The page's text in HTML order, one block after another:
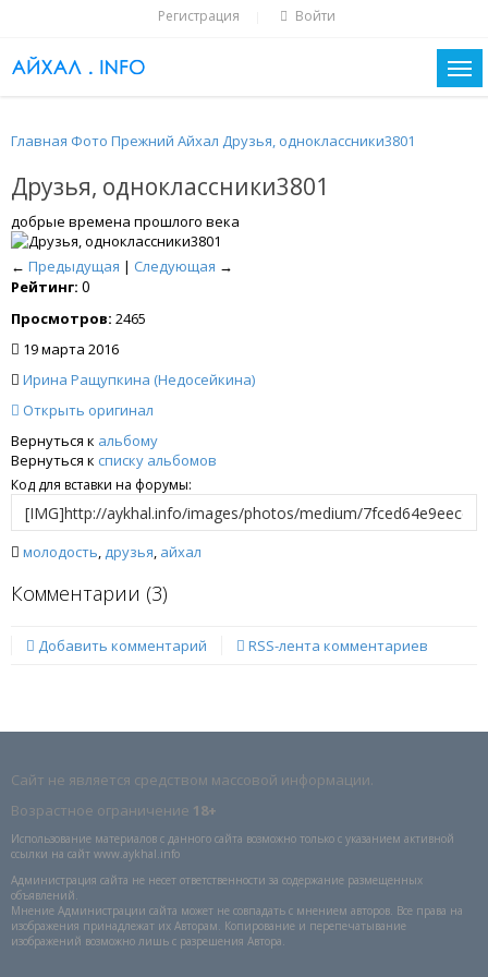
Регистрация Войти
Главная Фото Прежний Айхал Друзья, одноклассники3801
Друзья, одноклассники3801
добрые времена прошлого века
← Предыдущая | Следующая →
Рейтинг: 0
Просмотров: 2465
19 марта 2016
Ирина Ращупкина (Недосейкина)
Открыть оригинал
Вернуться к альбому
Вернуться к списку альбомов
Код для вставки на форумы:
молодость, друзья, айхал
Комментарии (3)
Добавить комментарий RSS-лента комментариев
Сайт не является средством массовой информации.
Возрастное ограничение 18+
Использование материалов с данного сайта возможно только с указанием активной
ссылки на сайт www.aykhal.info
Администрация сайта не несет ответственности за содержание размещенных
объявлений.
Мнение Администрации сайта может не совпадать с мнением авторов. Все права на
изображения принадлежат их Авторам. Копирование и перепечатывание
изображений возможно лишь с разрешения Автора.